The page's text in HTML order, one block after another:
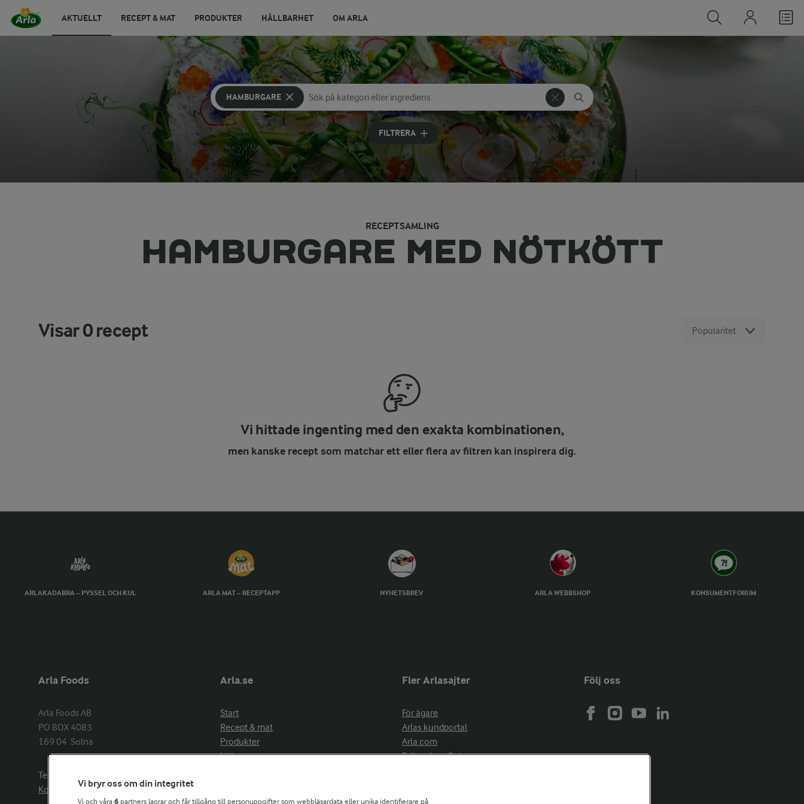
AKTUELLT RECEPT & MAT PRODUKTER HÅLLBARHET OM ARLA
HAMBURGARE
Sök på kategori eller ingrediens
Skriv in sökord för att få förslag
FILTRERA
RECEPTSAMLING
HAMBURGARE MED NÖTKÖTT
Visar0recept Popularitet
Vi hittade ingenting med den exakta kombinationen,
men kanske recept som matchar ett eller flera av filtren kan inspirera dig.
ARLAKADABRA – PYSSEL OCH KUL ARLA MAT – RECEPTAPP NYHETSBREV ARLA WEBBSHOP KONSUMENTFORUM
Arla Foods
Arla Foods AB
PO BOX 4083
169 04  Solna
Telefon:
Kontakta oss
Arla.se
Start
Recept & mat
Produkter
Hälsa
Aktuellt
Fler Arlasajter
För ägare
Arlas kundportal
Arla.com
Falbygdens Ost
Följ oss
Vi bryr oss om din integritet
Vi och våra 6 partners lagrar och får tillgång till personuppgifter som webbläsardata eller unika identifierare på